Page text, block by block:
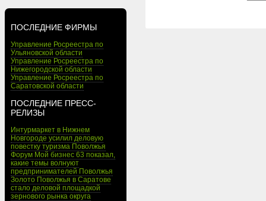
ПОСЛЕДНИЕ ФИРМЫ
Управление Росреестра по
Ульяновской области
Управление Росреестра по
Нижегородской области
Управление Росреестра по
Саратовской области
ПОСЛЕДНИЕ ПРЕСС-
РЕЛИЗЫ
Интурмаркет в Нижнем
Новгороде усилил деловую
повестку туризма Поволжья
Форум Мой бизнес 63 показал,
какие темы волнуют
предпринимателей Поволжья
Золото Поволжья в Саратове
стало деловой площадкой
зернового рынка округа